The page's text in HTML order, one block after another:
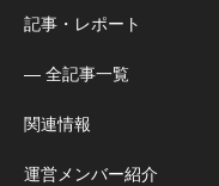
記事・レポート
― 全記事一覧
関連情報
運営メンバー紹介